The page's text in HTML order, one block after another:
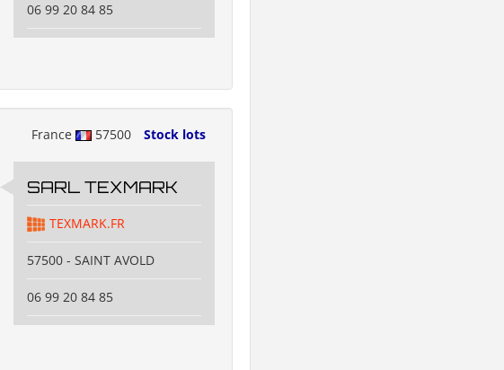
06 99 20 84 85
France 57500 Stock lots
SARL TEXMARK
TEXMARK.FR
57500 - SAINT AVOLD
06 99 20 84 85